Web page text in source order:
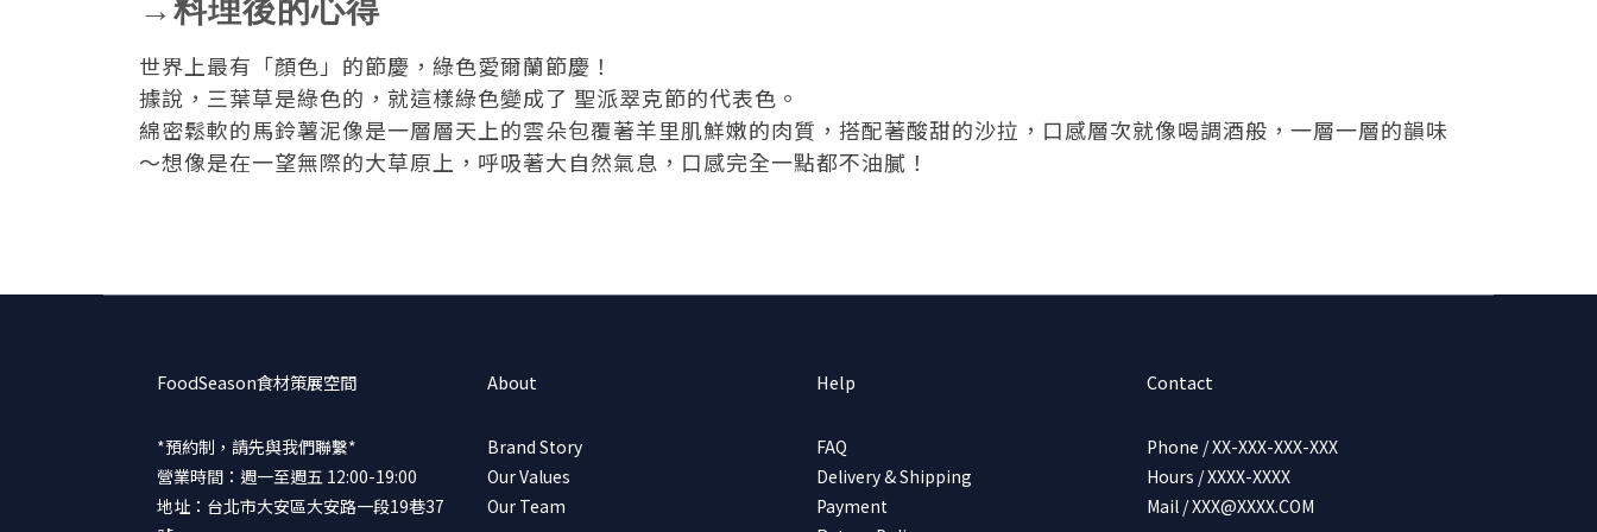
→料理後的心得
世界上最有「顏色」的節慶，綠色愛爾蘭節慶！
據說，三葉草是綠色的，就這樣綠色變成了 聖派翠克節的代表色。
綿密鬆軟的馬鈴薯泥像是一層層天上的雲朵包覆著羊里肌鮮嫩的肉質，搭配著酸甜的沙拉，口感層次就像喝調酒般，一層一層的韻味
～想像是在一望無際的大草原上，呼吸著大自然氣息，口感完全一點都不油膩！
FoodSeason食材策展空間
*預約制，請先與我們聯繫*
營業時間：週一至週五 12:00-19:00
地址：台北市大安區大安路一段19巷37
About
Brand Story
Our Values
Our Team
Help
FAQ
Delivery & Shipping
Payment
Contact
Phone / XX-XXX-XXX-XXX
Hours / XXXX-XXXX
Mail / XXX@XXXX.COM